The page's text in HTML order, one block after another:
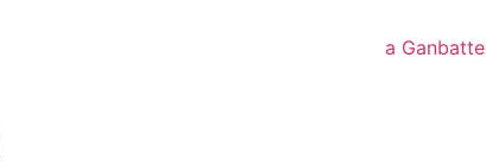
a Ganbatte